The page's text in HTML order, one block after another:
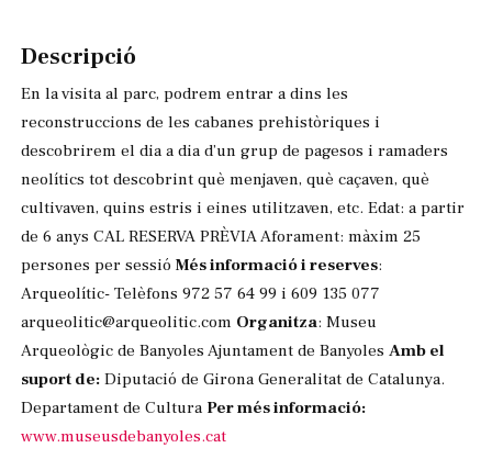
Descripció
En la visita al parc, podrem entrar a dins les
reconstruccions de les cabanes prehistòriques i
descobrirem el dia a dia d’un grup de pagesos i ramaders
neolítics tot descobrint què menjaven, què caçaven, què
cultivaven, quins estris i eines utilitzaven, etc. Edat: a partir
de 6 anys CAL RESERVA PRÈVIA Aforament: màxim 25
persones per sessió Més informació i reserves:
Arqueolític- Telèfons 972 57 64 99 i 609 135 077
arqueolitic@arqueolitic.com Organitza: Museu
Arqueològic de Banyoles Ajuntament de Banyoles Amb el
suport de: Diputació de Girona Generalitat de Catalunya.
Departament de Cultura Per més informació:
www.museusdebanyoles.cat